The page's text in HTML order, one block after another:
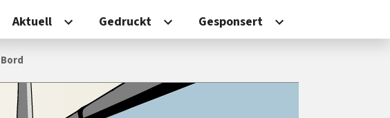
Aktuell Gedruckt Gesponsert